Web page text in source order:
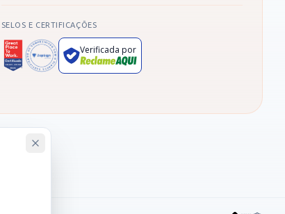
SELOS E CERTIFICAÇÕES
Verificada por